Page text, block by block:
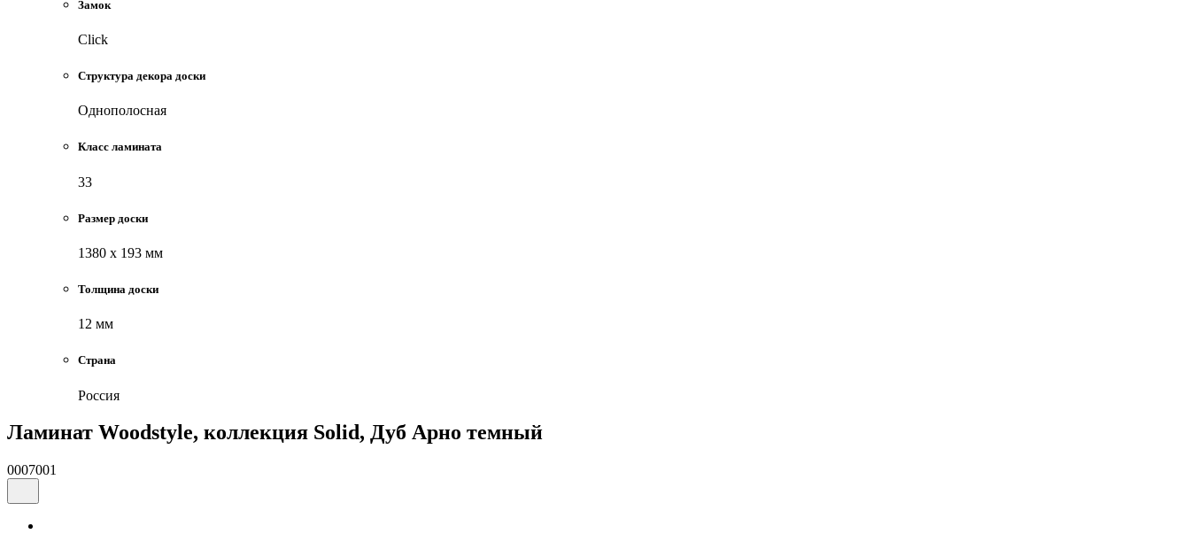
Замок
Click
Cтруктура декора доски
Однополосная
Класс ламината
33
Размер доски
1380 х 193 мм
Толщина доски
12 мм
Страна
Россия
Ламинат Woodstyle, коллекция Solid, Дуб Арно темный
0007001